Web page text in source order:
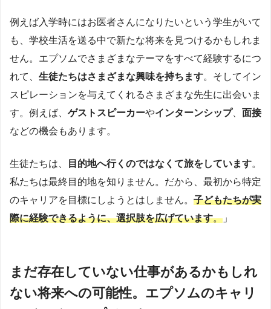
例えば入学時にはお医者さんになりたいという学生がいて
も、学校生活を送る中で新たな将来を見つけるかもしれま
せん。エプソムでさまざまなテーマをすべて経験するにつ
れて、 生徒たちはさまざまな興味を持ちます。そしてイン
スピレーションを与えてくれるさまざまな先生に出会いま
す。例えば、 ゲストスピーカーやインターンシップ、 面接
などの機会もあります。
生徒たちは、 目的地へ行くのではなくて旅をしています。
私たちは最終目的地を知りません。だから、最初から特定
のキャリアを目標にしようとはしません。 子どもたちが実
際に経験できるように、選択肢を広げています。 」
まだ存在していない仕事があるかもしれ
ない将来への可能性。エプソムのキャリ